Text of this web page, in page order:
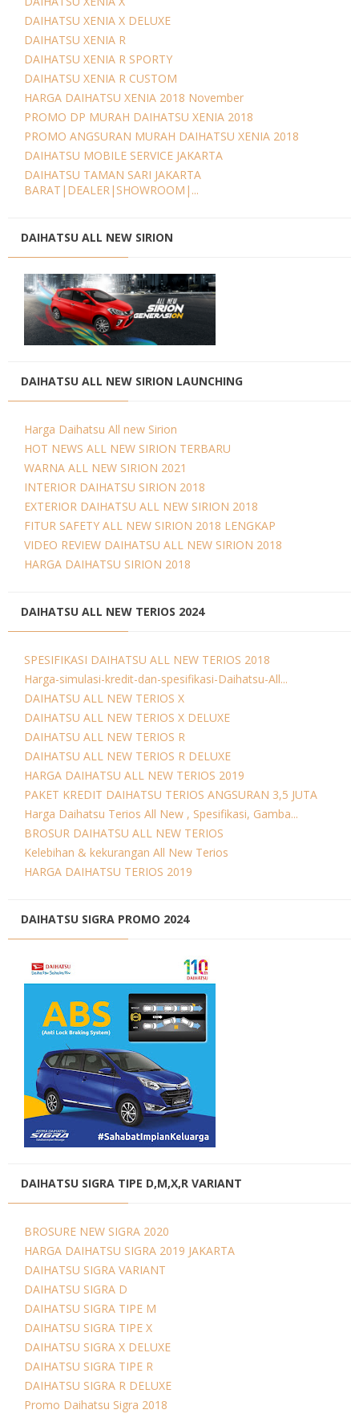
DAIHATSU XENIA X DELUXE
DAIHATSU XENIA R
DAIHATSU XENIA R SPORTY
DAIHATSU XENIA R CUSTOM
HARGA DAIHATSU XENIA 2018 November
PROMO DP MURAH DAIHATSU XENIA 2018
PROMO ANGSURAN MURAH DAIHATSU XENIA 2018
DAIHATSU MOBILE SERVICE JAKARTA
DAIHATSU TAMAN SARI JAKARTA
BARAT|DEALER|SHOWROOM|...
DAIHATSU ALL NEW SIRION
DAIHATSU ALL NEW SIRION LAUNCHING
Harga Daihatsu All new Sirion
HOT NEWS ALL NEW SIRION TERBARU
WARNA ALL NEW SIRION 2021
INTERIOR DAIHATSU SIRION 2018
EXTERIOR DAIHATSU ALL NEW SIRION 2018
FITUR SAFETY ALL NEW SIRION 2018 LENGKAP
VIDEO REVIEW DAIHATSU ALL NEW SIRION 2018
HARGA DAIHATSU SIRION 2018
DAIHATSU ALL NEW TERIOS 2024
SPESIFIKASI DAIHATSU ALL NEW TERIOS 2018
Harga-simulasi-kredit-dan-spesifikasi-Daihatsu-All...
DAIHATSU ALL NEW TERIOS X
DAIHATSU ALL NEW TERIOS X DELUXE
DAIHATSU ALL NEW TERIOS R
DAIHATSU ALL NEW TERIOS R DELUXE
HARGA DAIHATSU ALL NEW TERIOS 2019
PAKET KREDIT DAIHATSU TERIOS ANGSURAN 3,5 JUTA
Harga Daihatsu Terios All New , Spesifikasi, Gamba...
BROSUR DAIHATSU ALL NEW TERIOS
Kelebihan & kekurangan All New Terios
HARGA DAIHATSU TERIOS 2019
DAIHATSU SIGRA PROMO 2024
DAIHATSU SIGRA TIPE D,M,X,R VARIANT
BROSURE NEW SIGRA 2020
HARGA DAIHATSU SIGRA 2019 JAKARTA
DAIHATSU SIGRA VARIANT
DAIHATSU SIGRA D
DAIHATSU SIGRA TIPE M
DAIHATSU SIGRA TIPE X
DAIHATSU SIGRA X DELUXE
DAIHATSU SIGRA TIPE R
DAIHATSU SIGRA R DELUXE
Promo Daihatsu Sigra 2018